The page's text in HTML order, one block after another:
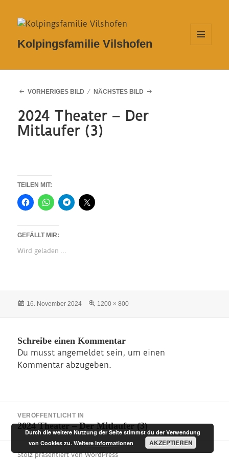
Kolpingsfamilie Vilshofen
VORHERIGES BILD NÄCHSTES BILD
2024 Theater – Der
Mitlaufer (3)
TEILEN MIT:
GEFÄLLT MIR:
Wird geladen …
Veröffentlicht
16. November 2024 Originalgröße
1200 × 800
Schreibe einen Kommentar
Du musstangemeldet sein, um einen
Kommentar abzugeben.
VERÖFFENTLICHT IN
2024 Theater – Der Mitlaufer (3)
Stolz präsentiert von WordPress
Durch die weitere Nutzung der Seite stimmst du der Verwendung
von Cookies zu.Weitere Informationen AKZEPTIEREN